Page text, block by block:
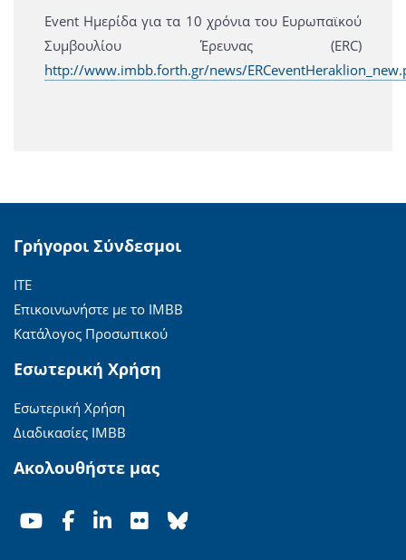
Event Ημερίδα για τα 10 χρόνια του Ευρωπαϊκού
Συμβουλίου Έρευνας (ERC)
http://www.imbb.forth.gr/news/
Γρήγοροι Σύνδεσμοι
ΙΤΕ
Επικοινωνήστε με το ΙΜΒΒ
Κατάλογος Προσωπικού
Εσωτερική Χρήση
Εσωτερική Χρήση
Διαδικασίες ΙΜΒΒ
Ακολουθήστε μας